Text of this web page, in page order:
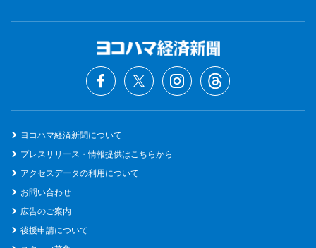
ヨコハマ経済新聞について
プレスリリース・情報提供はこちらから
アクセスデータの利用について
お問い合わせ
広告のご案内
後援申請について